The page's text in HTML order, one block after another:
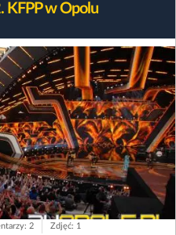
KFPP w Opolu
2 Zdjęć: 1